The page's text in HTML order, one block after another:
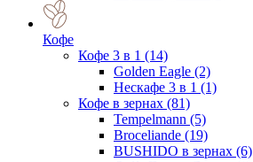
Кофе
Кофе 3 в 1 (14)
Golden Eagle (2)
Нескафе 3 в 1 (1)
Кофе в зернах (81)
Tempelmann (5)
Broceliande (19)
BUSHIDO в зернах (6)